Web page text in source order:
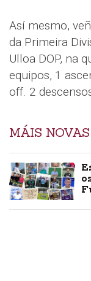
Así mesmo,
da Primeira
Ulloa DOP, na
equipos, 1
off. 2
MÁIS NOVAS